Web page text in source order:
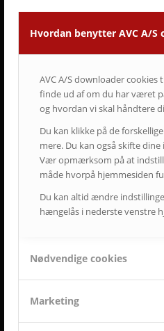
Hvordan benytter AVC A/S
AVC A/S downloader cookies
finde ud af om du har været
og hvordan vi skal håndtere
Du kan klikke på de
mere. Du kan også skifte
Vær opmærksom på at
måde hvorpå hjemmesiden
Du kan altid ændre
hængelås i nederste venstre
Nødvendige cookies
Marketing
DERFOR SKAL AVC VÆRE
• Vi går all in på en god dialog og
• Vi er AV-begejstrede og
• Vi er udviklings- og
• Vi er vedholdende og følger
• Vi er ansvarsbevidste og følger
• Vi tilbyder dig Danmarks
• Vi er landsdækkende.
• Vi har mere end 50-års erfaring
• Vi ved at tilfredse kunder giver
OG TILFREDSE AVC KUNDER